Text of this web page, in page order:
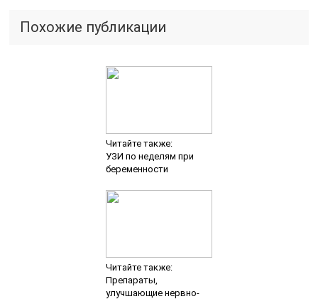
Похожие публикации
Читайте также:
УЗИ по неделям при
беременности
Читайте также:
Препараты,
улучшающие нервно-